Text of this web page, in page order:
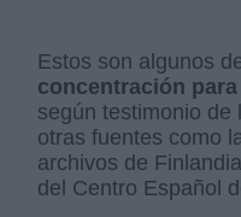
Estos son algunos
concentración
según testimonio de
otras fuentes como
archivos de
del Centro Español